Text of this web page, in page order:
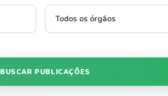
BUSCAR PUBLICAÇÕES